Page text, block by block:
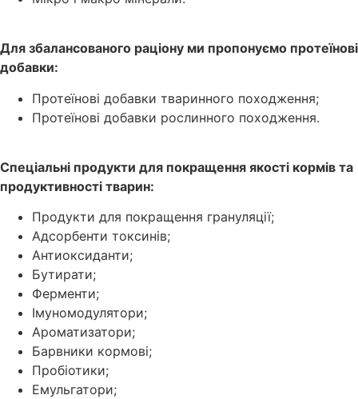
Для збалансованого раціону ми пропонуємо протеїнові
добавки:
Протеїнові добавки тваринного походження;
Протеїнові добавки рослинного походження.
Спеціальні продукти для покращення якості кормів та
продуктивності тварин:
Продукти для покращення грануляції;
Адсорбенти токсинів;
Антиоксиданти;
Бутирати;
Ферменти;
Імуномодулятори;
Ароматизатори;
Барвники кормові;
Пробіотики;
Емульгатори;